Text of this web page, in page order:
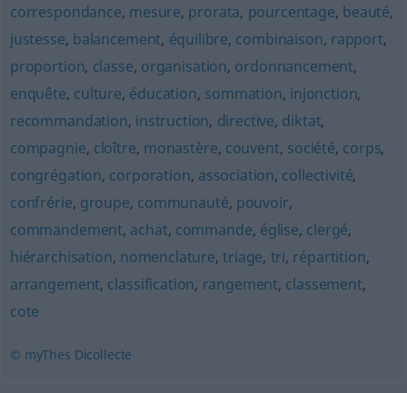
correspondance, mesure, prorata, pourcentage, beauté,
justesse, balancement, équilibre, combinaison, rapport,
proportion, classe, organisation, ordonnancement,
enquête, culture, éducation, sommation, injonction,
recommandation, instruction, directive, diktat,
compagnie, cloître, monastère, couvent, société, corps,
congrégation, corporation, association, collectivité,
confrérie, groupe, communauté, pouvoir,
commandement, achat, commande, église, clergé,
hiérarchisation, nomenclature,triage, tri, répartition,
arrangement, classification, rangement, classement,
cote
© myThes Dicollecte